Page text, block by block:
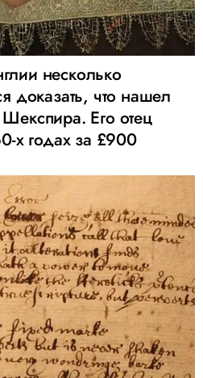
несколько
доказать, что нашел
Его отец
х годах за £900